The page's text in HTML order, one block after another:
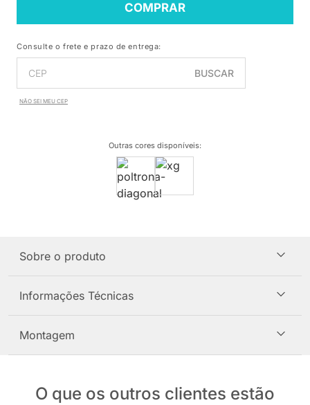
COMPRAR
Consulte o frete e prazo de entrega:
BUSCAR
NÃO SEI MEU CEP
Outras cores disponíveis:
Sobre o produto
Informações Técnicas
Montagem
O que os outros clientes estão